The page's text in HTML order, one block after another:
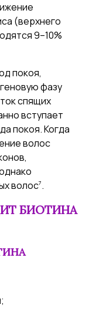
(верхнего
9–10%
покоя,
фазу
спящих
вступает
покоя. Когда
волос
волос7.
БИОТИНА